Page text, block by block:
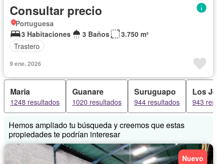
Consultar precio
Portuguesa
3 Habitaciones
3 Baños
3.750 m²
Trastero
9 ene. 2026
Maria
1248 resultados
Guanare
1020 resultados
Suruguapo
944 resultados
Los
943
Hemos ampliado tu búsqueda y creemos que estas
propiedades te podrían interesar
Nuevo